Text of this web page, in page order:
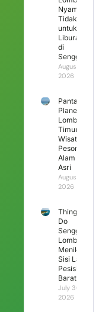
Nyaman
Tidak
untuk
Liburan
di
Senggigi?
August 2,
2026
Pantai
Planet
Lombok
Timur,
Wisata
Pesona
Alam
Asri
August 1,
2026
Things to
Do
Senggigi
Lombok:
Menikmati
Sisi Lain
Pesisir
Barat
July 30,
2026